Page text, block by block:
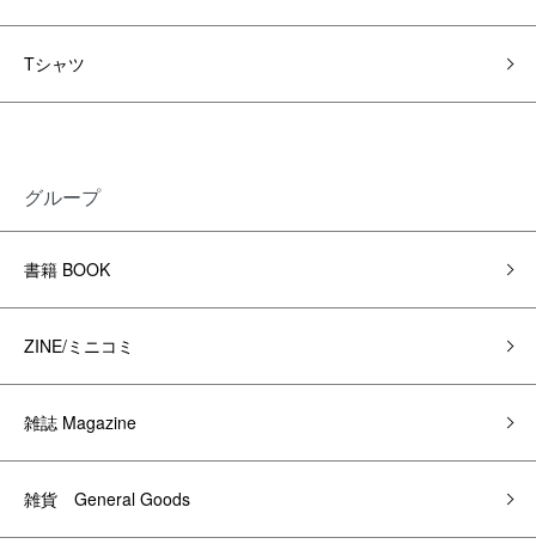
Tシャツ
グループ
書籍 BOOK
ZINE/ミニコミ
雑誌 Magazine
雑貨 General Goods